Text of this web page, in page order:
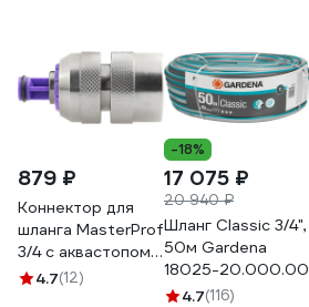
879 ₽
Коннектор для
шланга MasterProf
3/4 с аквастопом
соединитель
4.7(12)
-18%
17 075 ₽
20 940 ₽
Шланг Classic 3/4",
50м Gardena
18025-20.000.00
4.7(116)